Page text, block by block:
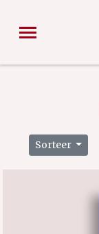
Sorteer